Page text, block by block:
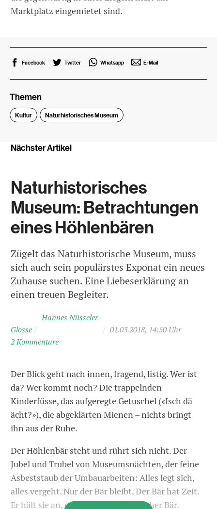
Marktplatz eingemietet sind.
Facebook Twitter Whatsapp E-Mail
Themen
Kultur Naturhistorisches Museum
Nächster Artikel
Naturhistorisches
Museum: Betrachtungen
eines Höhlenbären
Zügelt das Naturhistorische Museum, muss
sich auch sein populärstes Exponat ein neues
Zuhause suchen. Eine Liebeserklärung an
einen treuen Begleiter.
Glosse /
Hannes Nüsseler
/ 01.03.2018, 14:50 Uhr
2 Kommentare
Der Blick geht nach innen, fragend, listig. Wer ist
da? Wer kommt noch? Die trappelnden
Kinderfüsse, das aufgeregte Getuschel («Isch dä
ächt?»), die abgeklärten Mienen – nichts bringt
ihn aus der Ruhe.
Der Höhlenbär steht und rührt sich nicht. Der
Jubel und Trubel von Museumsnächten, der feine
Asbeststaub der Umbauarbeiten: Alles legt sich,
alles vergeht. Nur der Bär bleibt. Der Bär hat Zeit.
Er hält sie an, es ist ein philosophischer Bär.